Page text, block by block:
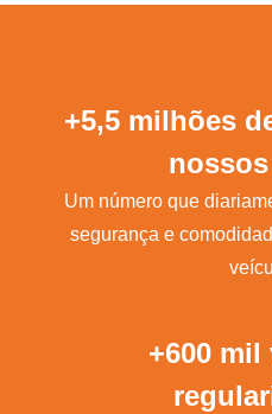
+5,5 milhões
Um número que
segurança e
+600